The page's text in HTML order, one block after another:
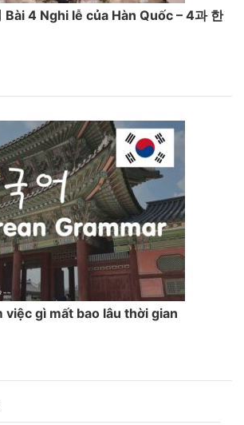
Bài 4 Nghi lễ của Hàn Quốc – 4과 한
việc gì mất bao lâu thời gian